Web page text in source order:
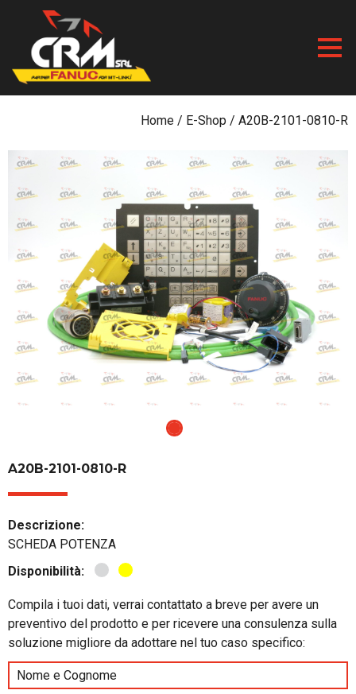
content
Home / E-Shop / A20B-2101-0810-R
A20B-2101-0810-R
Descrizione:
SCHEDA POTENZA
Disponibilità:
Compila i tuoi dati, verrai contattato a breve per avere un
preventivo del prodotto e per ricevere una consulenza sulla
soluzione migliore da adottare nel tuo caso specifico: